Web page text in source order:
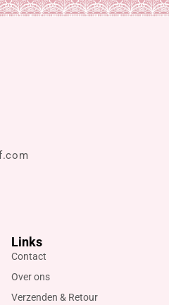
Links
Contact
Over ons
Verzenden & Retour